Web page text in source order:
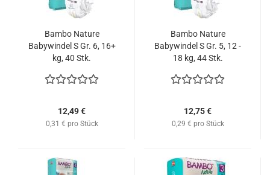
Bambo Nature
Babywindel S Gr. 6, 16+
kg, 40 Stk.
12,49 €
0,31 € pro Stück
Bambo Nature
Babywindel S Gr. 5, 12 -
18 kg, 44 Stk.
12,75 €
0,29 € pro Stück